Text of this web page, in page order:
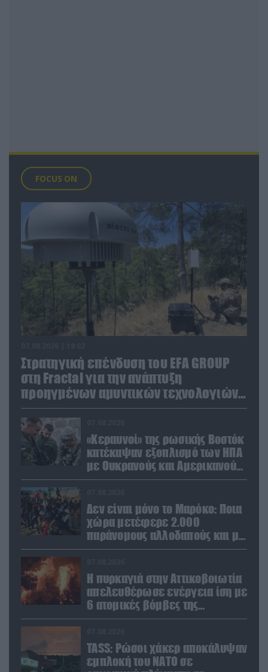
FOCUS ON
Στρατηγική επένδυση του EFA GROUP
στη Fractal για την ανάπτυξη
προηγμένων αμυντικών τεχνολογιών
σε Ελλάδα και Κύπρο
«Κεραυνοί» της ρωσικής Βοστόκ
κατέκαψαν εξοπλισμό των ΗΠΑ
με Ουκρανούς και Αμερικανούς
μισθοφόρους – Δείτε βίντεο
Δεν είναι μόνο το Μαρόκο: Ποια
χώρα μετέφερε 2.000
παράνομους αλλοδαπούς και με
ναρκωτικά στην Ισπανία
Η πυρκαγιά στην Αττικοβοιωτία
απελευθέρωσε ενέργεια ίση με
6 ατομικές βόμβες της
Χιροσίμα!
TASS: Ρώσοι χάκερ αποκάλυψαν
εμπλοκή του ΝΑΤΟ σε